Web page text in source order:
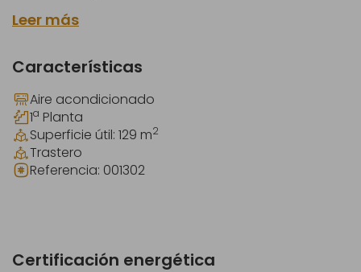
Leer más
Características
Aire acondicionado
1a Planta
Superficie útil: 129 m2
Trastero
Referencia: 001302
Certificación energética